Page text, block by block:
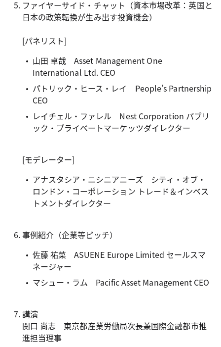
ファイヤーサイド・チャット（資本市場改革：英国と
日本の政策転換が生み出す投資機会）
[パネリスト]
山田 卓哉 Asset Management One
International Ltd. CEO
パトリック・ヒース・レイ People’s Partnership
CEO
レイチェル・ファレル Nest Corporation パブリ
ック・プライベートマーケッツダイレクター
[モデレーター]
アナスタシア・ニシニアニーズ シティ・オブ・
ロンドン・コーポレーション トレード＆インベス
トメントダイレクター
事例紹介（企業等ピッチ）
佐藤 祐菜 ASUENE Europe Limited セールスマ
ネージャー
マシュー・ラム Pacific Asset Management CEO
講演
関口 尚志 東京都産業労働局次長兼国際金融都市推
進担当理事